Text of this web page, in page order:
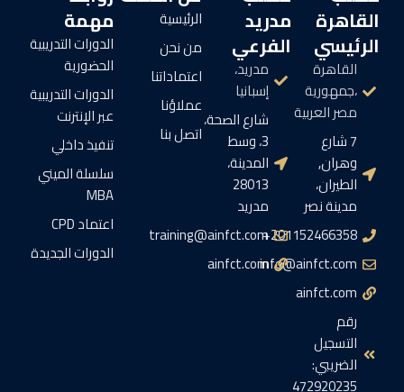
القاهرة
الرئيسي
القاهرة
،جمهورية
مصر العربية
7 شارع
وهران,
الطيران،
مدينة نصر
201152466358+
info@ainfct.com
ainfct.com
رقم
التسجيل
الضريبي:
472920235
مدريد
الفرعي
مدريد،
إسبانيا
شارع الصحة،
3، وسط
المدينة،
28013
مدريد
training@ainfct.com
ainfct.com
الرئيسية
من نحن
اعتماداتنا
عملاؤنا
اتصل بنا
مهمة
الدورات التدريبية
الحضورية
الدورات التدريبية
عبر الإنترنت
تنفيذ داخلي
سلسلة الميني
MBA
اعتماد CPD
الدورات الجديدة